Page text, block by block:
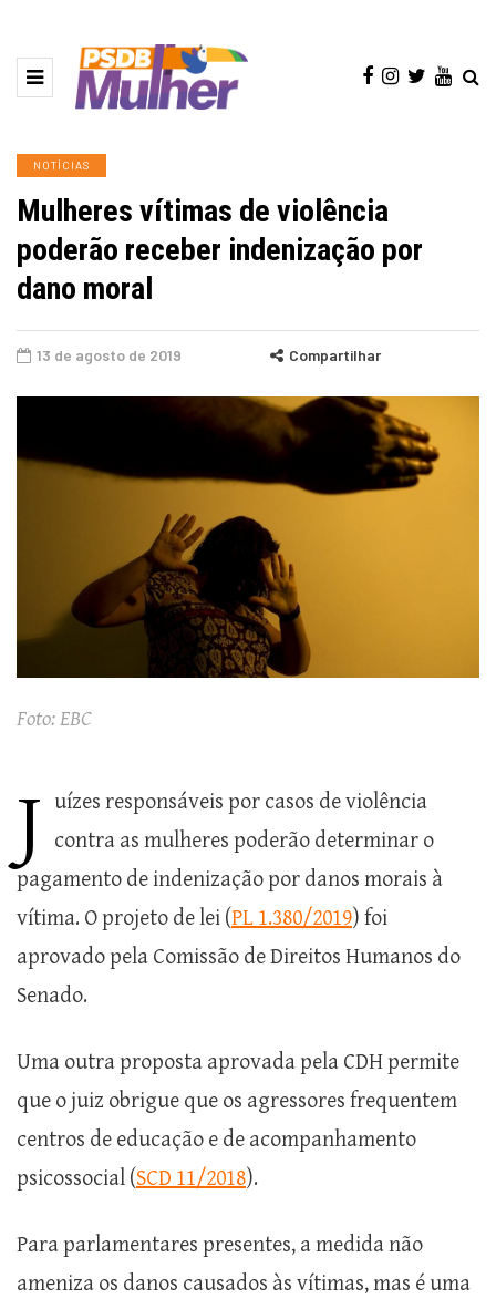
NOTÍCIAS
Mulheres vítimas de violência
poderão receber indenização por
dano moral
13 de agosto de 2019 Compartilhar
Foto: EBC
J
uízes responsáveis por casos de violência
contra as mulheres poderão determinar o
pagamento de indenização por danos morais à
vítima. O projeto de lei (PL 1.380/2019) foi
aprovado pela Comissão de Direitos Humanos do
Senado.
Uma outra proposta aprovada pela CDH permite
que o juiz obrigue que os agressores frequentem
centros de educação e de acompanhamento
psicossocial (SCD 11/2018).
Para parlamentares presentes, a medida não
ameniza os danos causados às vítimas, mas é uma